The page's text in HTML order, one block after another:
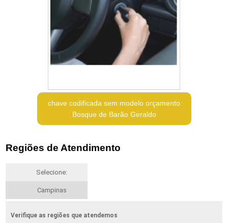
chave codificada sem modelo orçamento
Bosque de Barão Geraldo
Regiões de Atendimento
Selecione:
Campinas
Verifique as regiões que atendemos